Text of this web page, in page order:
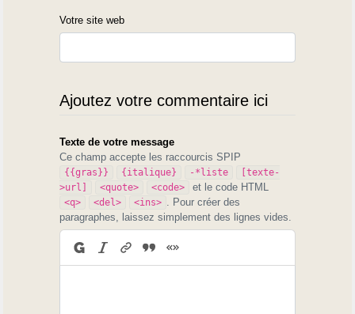
Votre site web
Ajoutez votre commentaire ici
Texte de votre message
Ce champ accepte les raccourcis SPIP
{{gras}} {italique} -*liste
[texte-
>url]
<quote> <code> et le code HTML
<q> <del> <ins>
. Pour créer des
paragraphes, laissez simplement des lignes vides.